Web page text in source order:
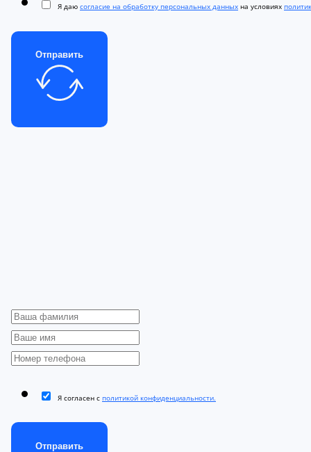
Я даю согласие на обработку персональных данных на условиях
Отправить
Я согласен с политикой конфиденциальности.
Отправить